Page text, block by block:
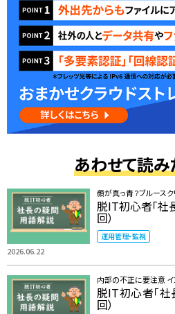
あわせて読
2026.06.22
顔が真っ青？ブルースク
脱IT初心者「社
回）
運用管理・監視
内部の不正に要注意
脱IT初心者「社
回）